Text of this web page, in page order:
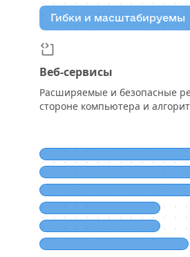
Гибки и масштабируемы
Веб-сервисы
Расширяемые и безопасные
стороне компьютера и